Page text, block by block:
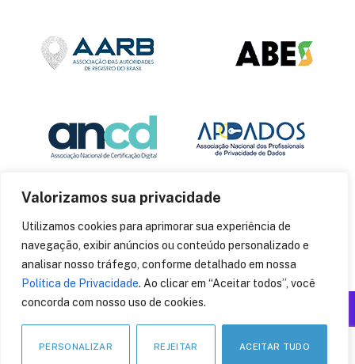
Valorizamos sua privacidade
Utilizamos cookies para aprimorar sua experiência de
navegação, exibir anúncios ou conteúdo personalizado e
analisar nosso tráfego, conforme detalhado em nossa
Política de Privacidade. Ao clicar em “Aceitar todos”, você
concorda com nosso uso de cookies.
PERSONALIZAR REJEITAR ACEITAR TUDO
© 2014CryptoID. Todos os direitos reservados.